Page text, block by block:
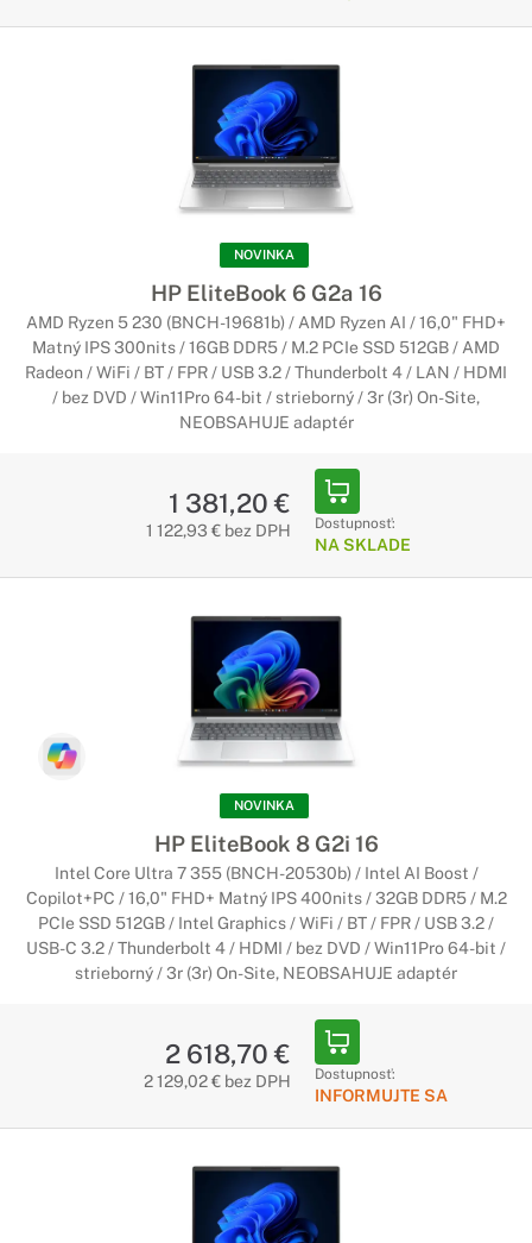
NOVINKA
HP EliteBook 6 G2a 16
AMD Ryzen 5 230 (BNCH-19681b) / AMD Ryzen AI / 16,0" FHD+
Matný IPS 300nits / 16GB DDR5 / M.2 PCIe SSD 512GB / AMD
Radeon / WiFi / BT / FPR / USB 3.2 / Thunderbolt 4 / LAN / HDMI
/ bez DVD / Win11Pro 64-bit / strieborný / 3r (3r) On-Site,
NEOBSAHUJE adaptér
1 381,20 €
1 122,93 € bez DPH Dostupnosť:
NA SKLADE
NOVINKA
HP EliteBook 8 G2i 16
Intel Core Ultra 7 355 (BNCH-20530b) / Intel AI Boost /
Copilot+PC / 16,0" FHD+ Matný IPS 400nits / 32GB DDR5 / M.2
PCIe SSD 512GB / Intel Graphics / WiFi / BT / FPR / USB 3.2 /
USB-C 3.2 / Thunderbolt 4 / HDMI / bez DVD / Win11Pro 64-bit /
strieborný / 3r (3r) On-Site, NEOBSAHUJE adaptér
2 618,70 €
2 129,02 € bez DPH Dostupnosť:
INFORMUJTE SA